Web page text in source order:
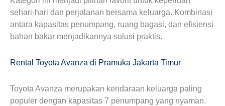
sehari-hari dan perjalanan bersama keluarga. Kombinasi
antara kapasitas penumpang, ruang bagasi, dan efisiensi
bahan bakar menjadikannya solusi praktis.
Rental Toyota Avanza di Pramuka Jakarta Timur
Toyota Avanza merupakan kendaraan keluarga paling
populer dengan kapasitas 7 penumpang yang nyaman.